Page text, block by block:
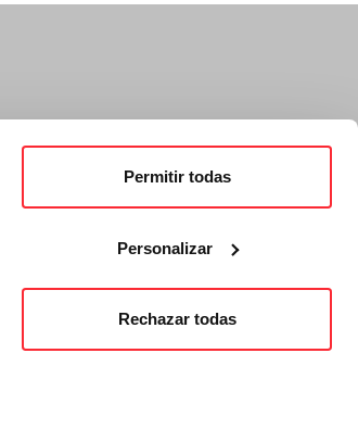
Permitir todas
Personalizar
Rechazar todas